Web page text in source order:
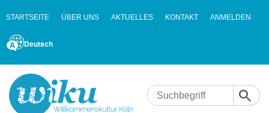
STARTSEITE ÜBER UNS AKTUELLES KONTAKT ANMELDEN
Deutsch